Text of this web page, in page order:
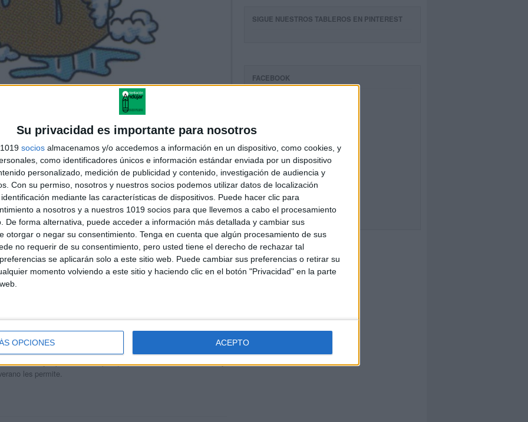
Su privacidad es importante para nosotros
socios almacenamos y/o accedemos a información en un dispositivo, como cookies, y
como identificadores únicos e información estándar enviada por un dispositivo
personalizado, medición de publicidad y contenido, investigación de audiencia y
Con su permiso, nosotros y nuestros socios podemos utilizar datos de localización
mediante las características de dispositivos. Puede hacer clic para
a nosotros y a nuestros 1019 socios para que llevemos a cabo el procesamiento
De forma alternativa, puede acceder a información más detallada y cambiar sus
otorgar o negar su consentimiento. Tenga en cuenta que algún procesamiento de sus
no requerir de su consentimiento, pero usted tiene el derecho de rechazar tal
se aplicarán solo a este sitio web. Puede cambiar sus preferencias o retirar su
momento volviendo a este sitio y haciendo clic en el botón "Privacidad" en la parte
OPCIONES ACEPTO
un blog, es la apuesta personal de dos profesores Ginés y
son los encargados de los contenidos que encontramos
la mayor parte del tiempo, que sus tareas como docentes, y
les permite.
SIGUE NUESTROS TABLEROS EN PINTEREST
FACEBOOK